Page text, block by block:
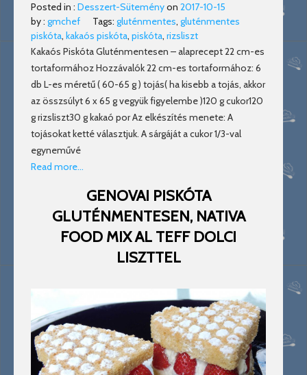
Posted in : Desszert-Süteményon 2017-10-15
by : gmchef Tags: gluténmentes, gluténmentes
piskóta, kakaós piskóta, piskóta, rizsliszt
Kakaós Piskóta Gluténmentesen – alaprecept 22 cm-es
tortaformához Hozzávalók 22 cm-es tortaformához: 6
db L-es méretű ( 60-65 g ) tojás( ha kisebb a tojás, akkor
az összsúlyt 6 x 65 g vegyük figyelembe )120 g cukor120
g rizsliszt30 g kakaó por Az elkészítés menete: A
tojásokat ketté választjuk. A sárgáját a cukor 1/3-val
egyneművé
Read more…
GENOVAI PISKÓTA
GLUTÉNMENTESEN, NATIVA
FOOD MIX AL TEFF DOLCI
LISZTTEL